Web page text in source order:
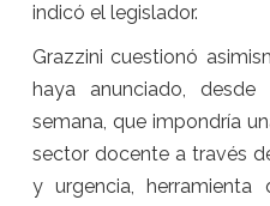
indicó el legislador.
Grazzini cuestionó
haya anunciado,
semana, que impondría
sector docente a través
y urgencia,